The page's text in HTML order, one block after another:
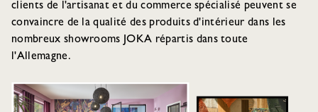
clients de l'artisanat et du commerce spécialisé peuvent se
convaincre de la qualité des produits d'intérieur dans les
nombreux showrooms JOKA répartis dans toute
l'Allemagne.